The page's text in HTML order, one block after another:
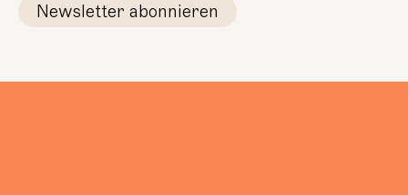
Newsletter abonnieren